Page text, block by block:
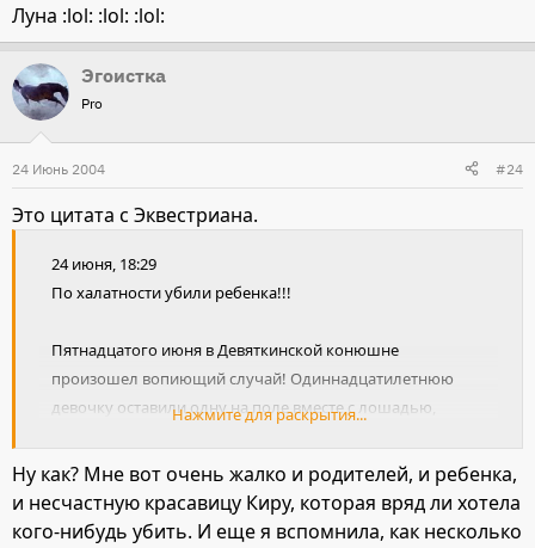
Луна :lol: :lol: :lol:
Эгоистка
Pro
24 Июнь 2004 #24
Это цитата с Эквестриана.
24 июня, 18:29
По халатности убили ребенка!!!
Пятнадцатого июня в Девяткинской конюшне
произошел вопиющий случай! Одиннадцатилетнюю
девочку оставили одну на поле вместе с лошадью,
гоняют лошадь по кругу). И никто не сказал ребенку, что
корду нельзя наматывать на руку! Вдруг лошадь
испугалась и понеслась по полю. Сколько она носилась,
Нажмите для раскрытия...
Ну как? Мне вот очень жалко и родителей, и ребенка,
и несчастную красавицу Киру, которая вряд ли хотела
кого-нибудь убить. И еще я вспомнила, как несколько